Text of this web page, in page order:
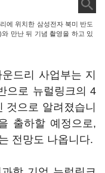
에 위치한 삼성전자 북미 반도
만난 뒤 기념 촬영을 하고 있
드리 사업부는 지
으로 뉴럴링크의 4
으로 알려졌습니
출하할 예정으로,
전망도 나옵니다.